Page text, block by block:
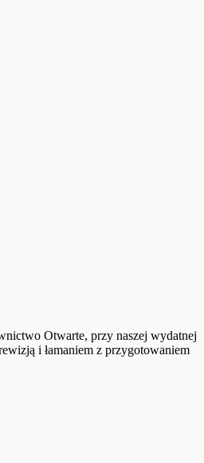
Otwarte, przy naszej wydatnej
i łamaniem z przygotowaniem